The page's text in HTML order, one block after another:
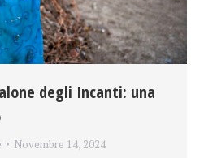
degli Incanti: una
Novembre 14, 2024